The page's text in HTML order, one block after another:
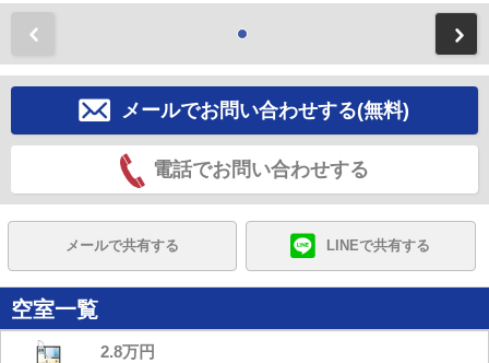
メールでお問い合わせする(無料)
電話でお問い合わせする
メールで共有する LINEで共有する
空室一覧
2.8万円